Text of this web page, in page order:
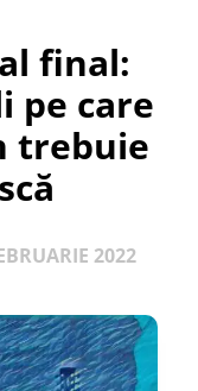
final:
pe care
trebuie
2022